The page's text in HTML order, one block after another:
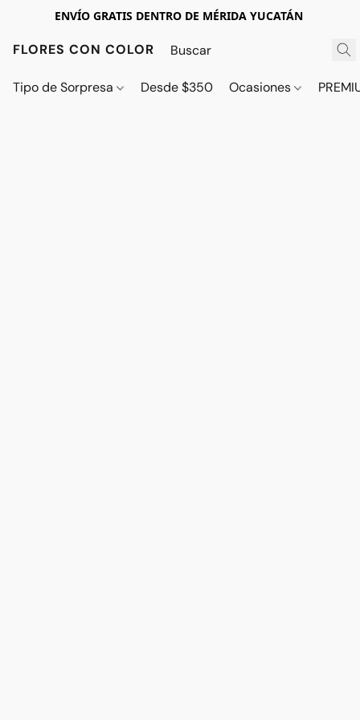
ENVÍO GRATIS DENTRO DE MÉRIDA YUCATÁN
FLORES CON COLOR
Tipo de Sorpresa Desde $350 Ocasiones